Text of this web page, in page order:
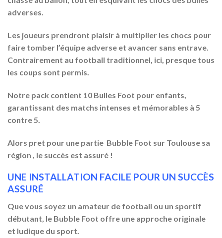
adverses.
Les joueurs prendront plaisir à multiplier les chocs pour
faire tomber l’équipe adverse et avancer sans entrave.
Contrairement au football traditionnel, ici, presque tous
les coups sont permis.
Notre pack contient 10 Bulles Foot pour enfants,
garantissant des matchs intenses et mémorables à 5
contre 5.
Alors pret pour une partie Bubble Foot sur Toulouse sa
région , le succès est assuré !
UNE INSTALLATION FACILE POUR UN SUCCÈS
ASSURÉ
Que vous soyez un amateur de football ou un sportif
débutant, le Bubble Foot offre une approche originale
et ludique du sport.